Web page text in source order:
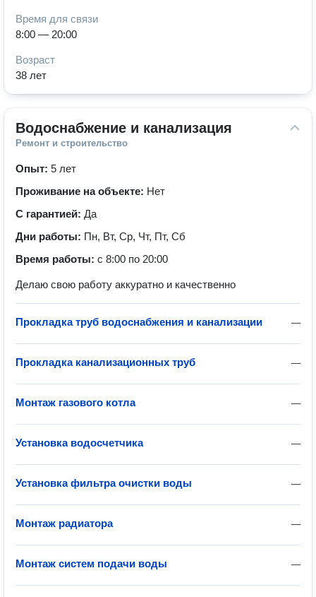
Время для связи
8:00 — 20:00
Возраст
38 лет
Водоснабжение и канализация
Ремонт и строительство
Опыт: 5 лет
Проживание на объекте: Нет
С гарантией: Да
Дни работы: Пн, Вт, Ср, Чт, Пт, Сб
Время работы: с 8:00 по 20:00
Делаю свою работу аккуратно и качественно
—
Прокладка труб водоснабжения и канализации
—
Прокладка канализационных труб
—
Монтаж газового котла
—
Установка водосчетчика
—
Установка фильтра очистки воды
—
Монтаж радиатора
—
Монтаж систем подачи воды